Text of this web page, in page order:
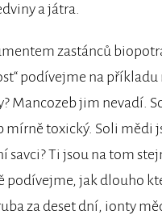
a játra.
zastánců
podívejme na
Mancozeb jim nevadí.
mírně toxický. Soli mědi
savci? Ti jsou na tom
podívejme, jak dlouho
za deset dní, ionty